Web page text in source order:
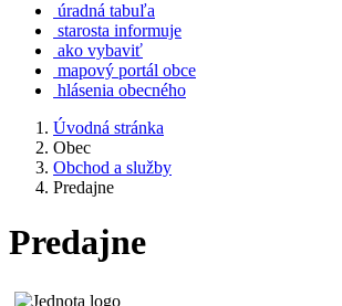
úradná tabuľa
starosta informuje
ako vybaviť
mapový portál obce
hlásenia obecného
Úvodná stránka
Obec
Obchod a služby
Predajne
Predajne